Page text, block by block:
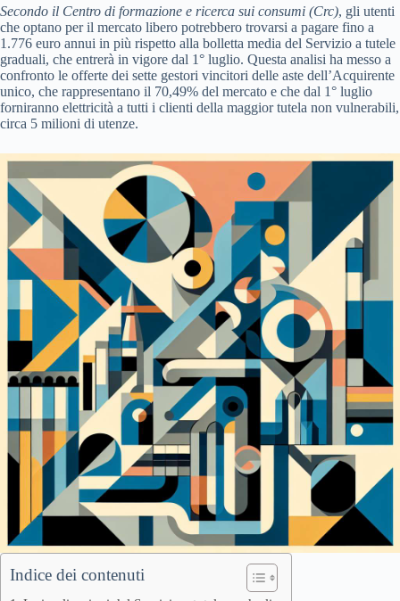
Secondo il Centro di formazione e ricerca sui consumi (Crc), gli utenti
che optano per il mercato libero potrebbero trovarsi a pagare fino a
1.776 euro annui in più rispetto alla bolletta media del Servizio a tutele
graduali, che entrerà in vigore dal 1° luglio. Questa analisi ha messo a
confronto le offerte dei sette gestori vincitori delle aste dell’Acquirente
unico, che rappresentano il 70,49% del mercato e che dal 1° luglio
forniranno elettricità a tutti i clienti della maggior tutela non vulnerabili,
circa 5 milioni di utenze.
Indice dei contenuti